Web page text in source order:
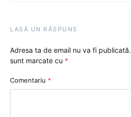
LASĂ UN RĂSPUNS
Adresa ta de email nu va fi publicată.
sunt marcate cu *
Comentariu *